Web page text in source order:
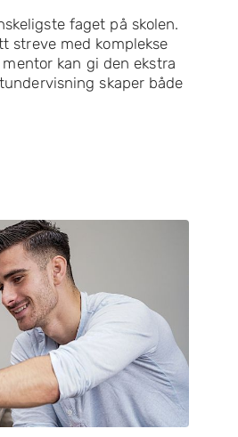
faget på skolen.
streve med komplekse
kan gi den ekstra
skaper både